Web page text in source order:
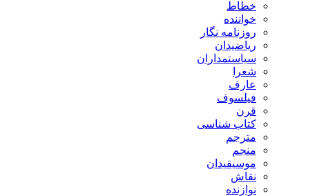
خطاط
خواننده
روزنامه نگار
ریاضیدان
سیاستمداران
شعرا
عارف
فیلسوف
قرن
کتاب شناسی
مترجم
منجم
موسیقیدان
نقاش
نوازنده